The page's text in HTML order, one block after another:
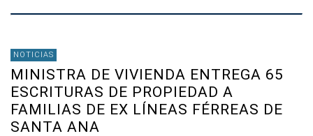
NOTICIAS
MINISTRA DE VIVIENDA ENTREGA 65
ESCRITURAS DE PROPIEDAD A
FAMILIAS DE EX LÍNEAS FÉRREAS DE
SANTA ANA